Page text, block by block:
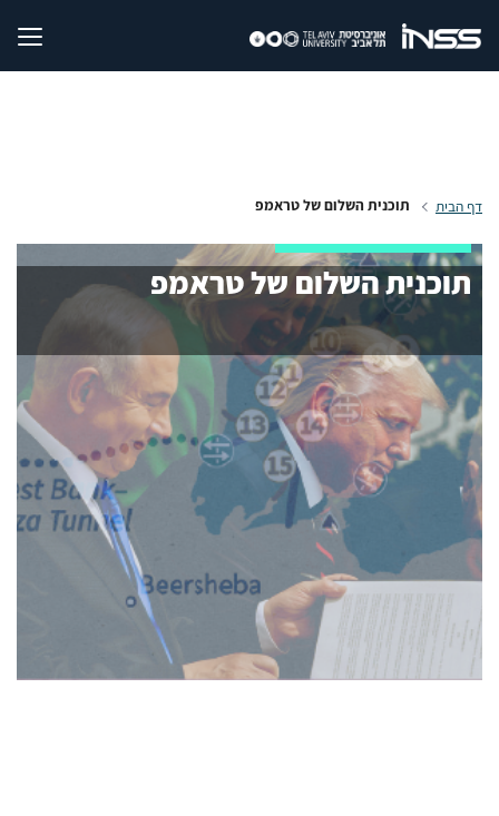
דף הבית תוכנית השלום של טראמפ
תוכנית השלום של טראמפ